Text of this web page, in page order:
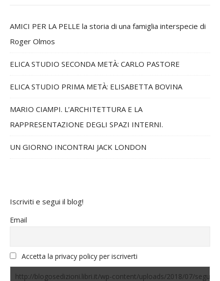
AMICI PER LA PELLE la storia di una famiglia interspecie di
Roger Olmos
ELICA STUDIO SECONDA METÀ: CARLO PASTORE
ELICA STUDIO PRIMA METÀ: ELISABETTA BOVINA
MARIO CIAMPI. L’ARCHITETTURA E LA
RAPPRESENTAZIONE DEGLI SPAZI INTERNI.
UN GIORNO INCONTRAI JACK LONDON
Iscriviti e segui il blog!
Email
Accetta la privacy policy per iscriverti